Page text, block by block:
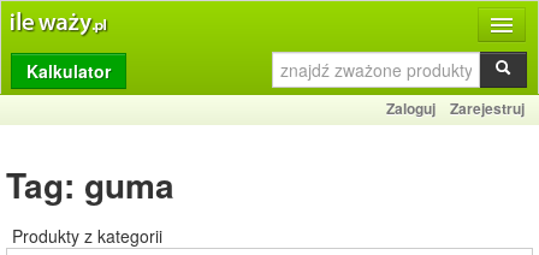
Produkty
Dziennik
Kalkulator
Zaloguj Zarejestruj
Tag: guma
Produkty z kategorii